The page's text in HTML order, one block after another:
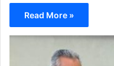
Read More »